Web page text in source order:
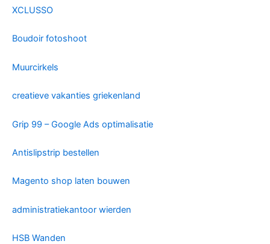
XCLUSSO
Boudoir fotoshoot
Muurcirkels
creatieve vakanties griekenland
Grip 99 – Google Ads optimalisatie
Antislipstrip bestellen
Magento shop laten bouwen
administratiekantoor wierden
HSB Wanden